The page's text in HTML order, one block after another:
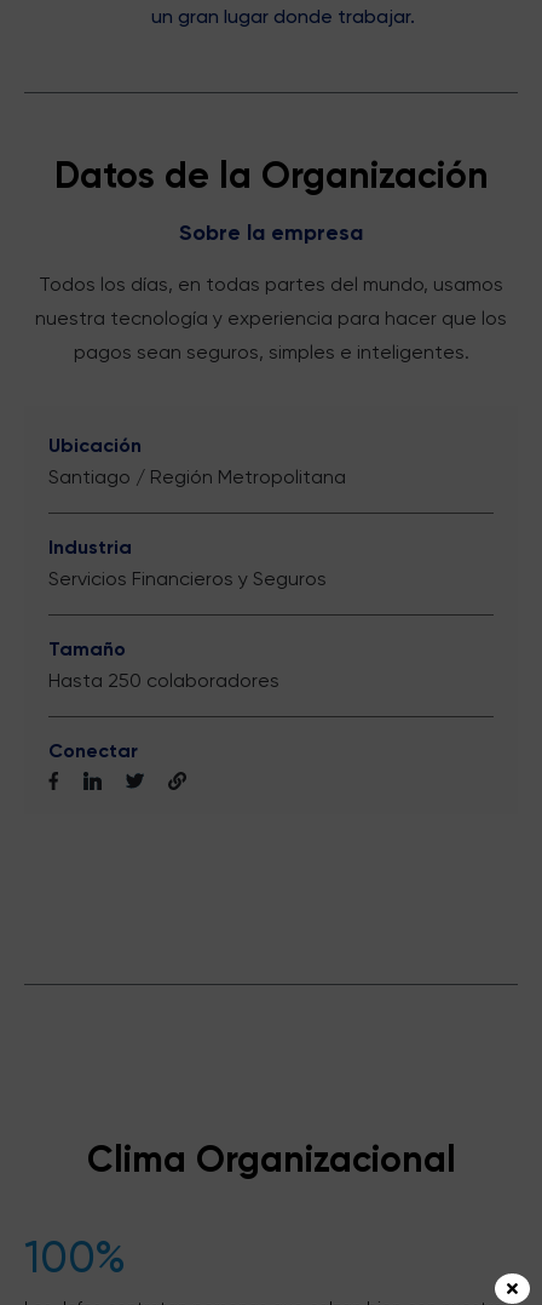
un gran lugar donde trabajar.
Datos de la Organización
Sobre la empresa
Todos los días, en todas partes del mundo, usamos
nuestra tecnología y experiencia para hacer que los
pagos sean seguros, simples e inteligentes.
Ubicación
Santiago / Región Metropolitana
Industria
Servicios Financieros y Seguros
Tamaño
Hasta 250 colaboradores
Conectar
Clima Organizacional
100%